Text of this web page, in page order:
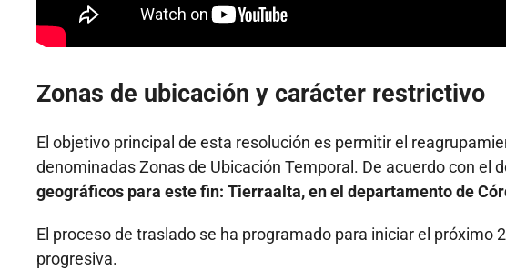
Zonas de ubicación y carácter restrictivo
El objetivo principal de esta resolución es permitir el
denominadas Zonas de Ubicación Temporal. De acuerdo con el
geográficos para este fin: Tierraalta, en el departamento de
El proceso de traslado se ha programado para iniciar el próximo
progresiva.